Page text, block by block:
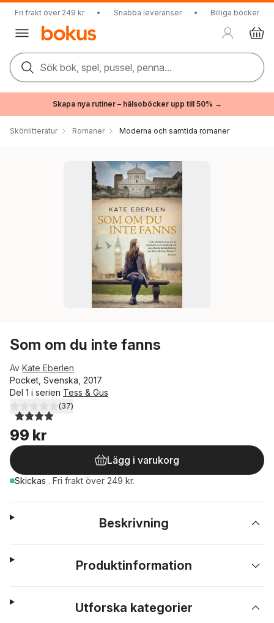
Fri frakt över 249 kr • Snabba leveranser • Billiga böcker
Sök bok, spel, pussel, penna...
Skapa nya rutiner – hälsoböcker upp till 50% →
Skönlitteratur Romaner Moderna och samtida romaner
Som om du inte fanns
Av Kate Eberlen
Pocket, Svenska, 2017
Del 1 i serien Tess & Gus
4,0utav 5 stjärnor. Totalt antal röster:
(37)
99 kr
Lägg i varukorg
Skickas . Fri frakt över 249 kr.
Beskrivning
Produktinformation
Utforska kategorier